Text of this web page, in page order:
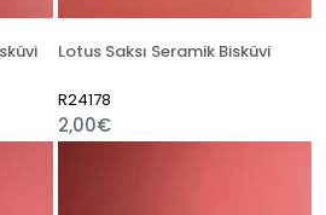
Lotus Saksı Seramik Bisküvi
R24178
2,00€